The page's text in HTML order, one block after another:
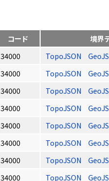
コード 境界
34000 TopoJSON
34000 TopoJSON
34000 TopoJSON
34000 TopoJSON
34000 TopoJSON
34000 TopoJSON
34000 TopoJSON
34000 TopoJSON